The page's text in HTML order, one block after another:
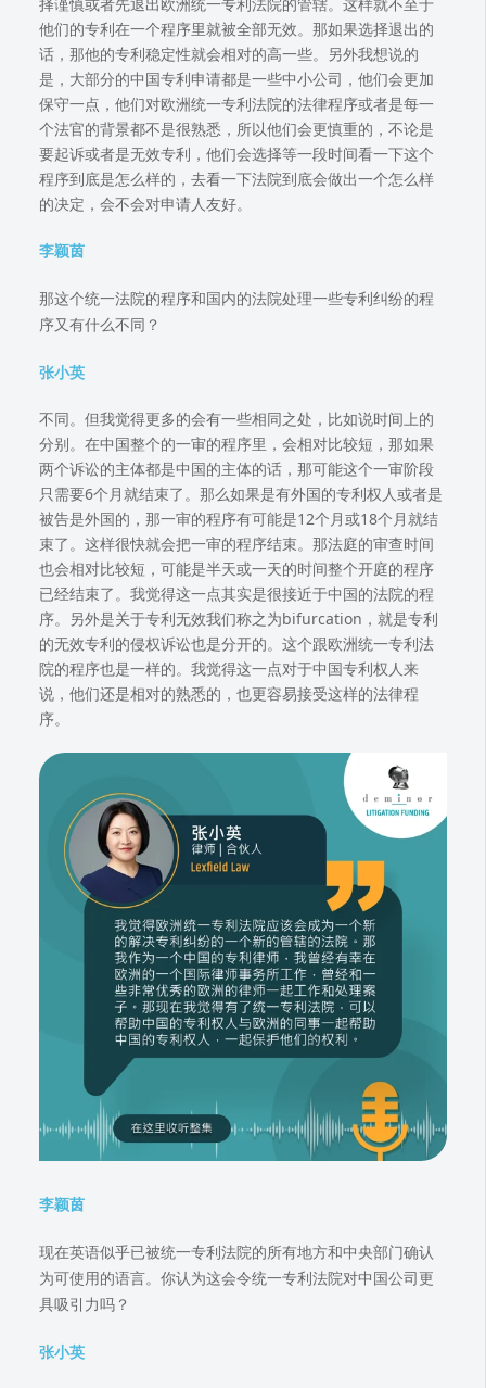
他们的专利在一个程序里就被全部无效。那如果选择退出的
话，那他的专利稳定性就会相对的高一些。另外我想说的
是，大部分的中国专利申请都是一些中小公司，他们会更加
保守一点，他们对欧洲统一专利法院的法律程序或者是每一
个法官的背景都不是很熟悉，所以他们会更慎重的，不论是
要起诉或者是无效专利，他们会选择等一段时间看一下这个
程序到底是怎么样的，去看一下法院到底会做出一个怎么样
的决定，会不会对申请人友好。
李颖茵
那这个统一法院的程序和国内的法院处理一些专利纠纷的程
序又有什么不同？
张小英
不同。但我觉得更多的会有一些相同之处，比如说时间上的
分别。在中国整个的一审的程序里，会相对比较短，那如果
两个诉讼的主体都是中国的主体的话，那可能这个一审阶段
只需要6个月就结束了。那么如果是有外国的专利权人或者是
被告是外国的，那一审的程序有可能是12个月或18个月就结
束了。这样很快就会把一审的程序结束。那法庭的审查时间
也会相对比较短，可能是半天或一天的时间整个开庭的程序
已经结束了。我觉得这一点其实是很接近于中国的法院的程
序。另外是关于专利无效我们称之为bifurcation，就是专利
的无效专利的侵权诉讼也是分开的。这个跟欧洲统一专利法
院的程序也是一样的。我觉得这一点对于中国专利权人来
说，他们还是相对的熟悉的，也更容易接受这样的法律程
序。
李颖茵
现在英语似乎已被统一专利法院的所有地方和中央部门确认
为可使用的语言。你认为这会令统一专利法院对中国公司更
具吸引力吗？
张小英